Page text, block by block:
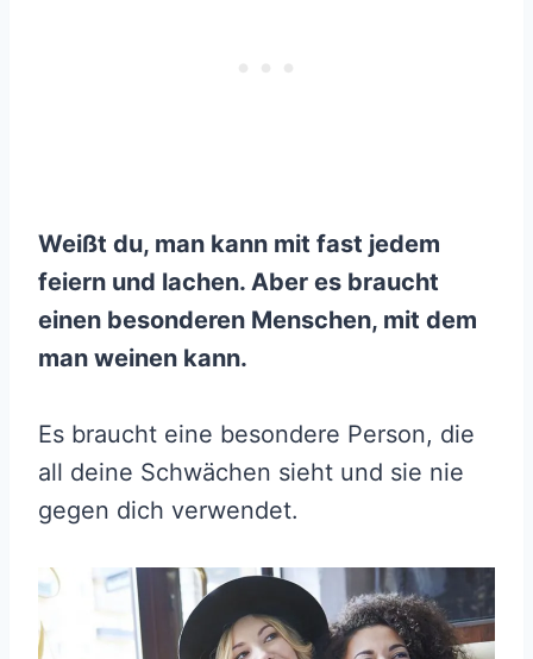
Weißt du, man kann mit fast jedem
feiern und lachen. Aber es braucht
einen besonderen Menschen, mit dem
man weinen kann.
Es braucht eine besondere Person, die
all deine Schwächen sieht und sie nie
gegen dich verwendet.